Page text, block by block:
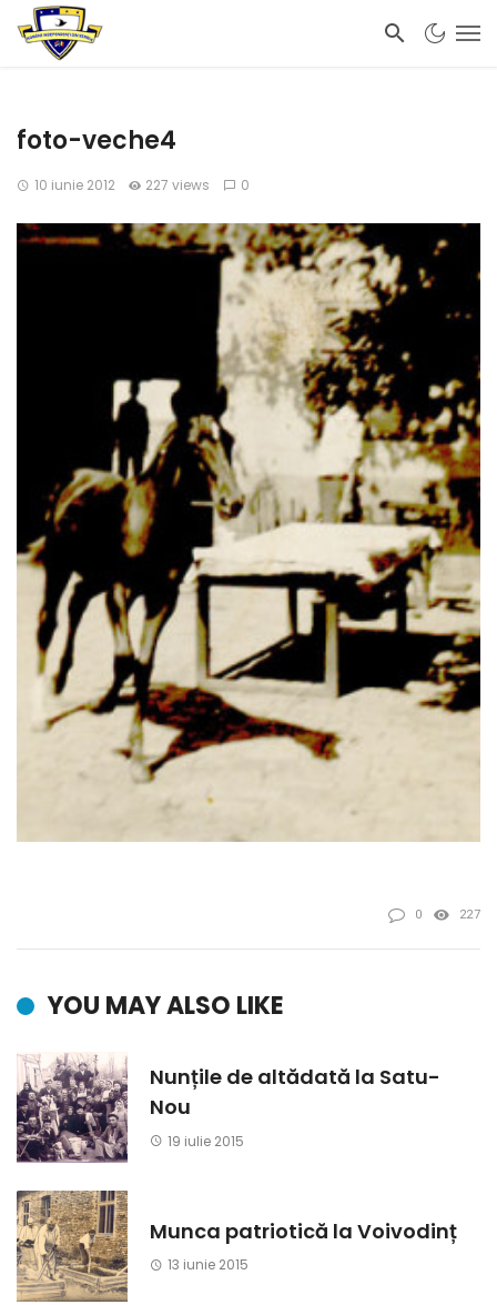
foto-veche4
10 iunie 2012 227 views 0
0 227
YOU MAY ALSO LIKE
Nunțile de altădată la Satu-
Nou
19 iulie 2015
Munca patriotică la Voivodinț
13 iunie 2015